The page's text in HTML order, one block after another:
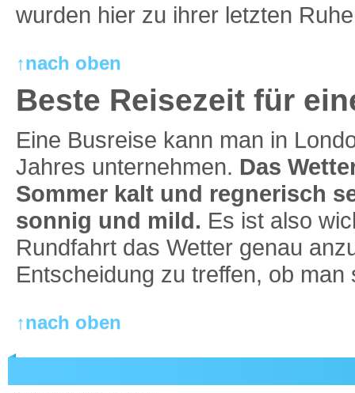
wurden hier zu ihrer letzten
↑nach oben
Beste Reisezeit für
Eine Busreise kann man in
Jahres unternehmen. Das
Sommer kalt und regnerisch
sonnig und mild. Es ist also
Rundfahrt das Wetter genau
Entscheidung zu treffen, ob
↑nach oben